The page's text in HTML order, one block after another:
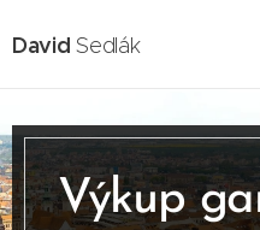
DavidSedlák
Výkup